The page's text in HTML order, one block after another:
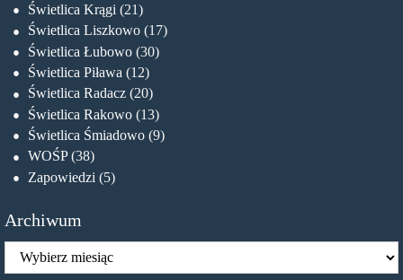
Świetlica Krągi (21)
Świetlica Liszkowo (17)
Świetlica Łubowo (30)
Świetlica Piława (12)
Świetlica Radacz (20)
Świetlica Rakowo (13)
Świetlica Śmiadowo (9)
WOŚP(38)
Zapowiedzi (5)
Archiwum
Archiwum